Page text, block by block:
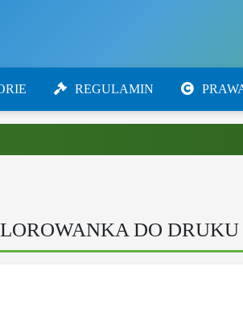
REGULAMIN
DO DRUKU